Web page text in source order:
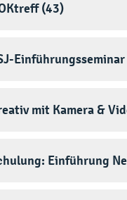
(43)
Einführungsseminar
mit Kamera &
Einführung